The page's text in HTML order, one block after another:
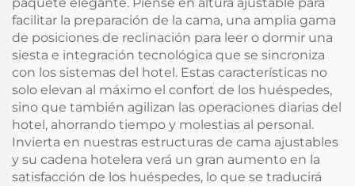
facilitar la preparación de la cama, una amplia gama
de posiciones de reclinación para leer o dormir una
siesta e integración tecnológica que se sincroniza
con los sistemas del hotel. Estas características no
solo elevan al máximo el confort de los huéspedes,
sino que también agilizan las operaciones diarias del
hotel, ahorrando tiempo y molestias al personal.
Invierta en nuestras estructuras de cama ajustables
y su cadena hotelera verá un gran aumento en la
satisfacción de los huéspedes, lo que se traducirá